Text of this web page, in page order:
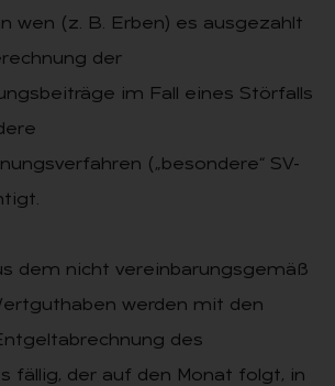
wen (z. B. Erben) es ausgezahlt
der
im Fall eines Störfalls
(„besondere“ SV-
dem nicht vereinbarungsgemäß
werden mit den
des
fällig, der auf den Monat folgt, in